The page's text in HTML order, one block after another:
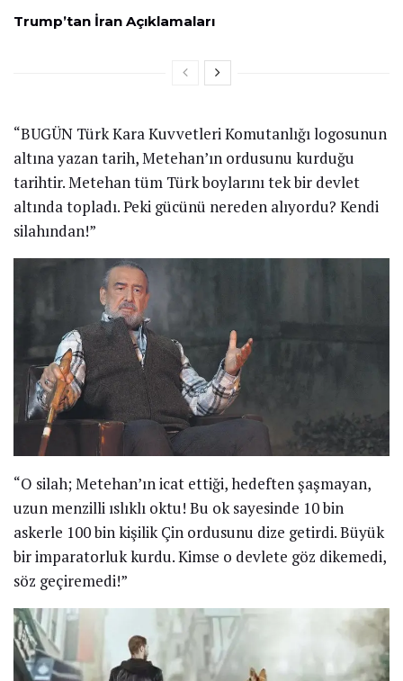
Trump’tan İran Açıklamaları
“BUGÜN Türk Kara Kuvvetleri Komutanlığı logosunun
altına yazan tarih, Metehan’ın ordusunu kurduğu
tarihtir. Metehan tüm Türk boylarını tek bir devlet
altında topladı. Peki gücünü nereden alıyordu? Kendi
silahından!”
“O silah; Metehan’ın icat ettiği, hedeften şaşmayan,
uzun menzilli ıslıklı oktu! Bu ok sayesinde 10 bin
askerle 100 bin kişilik Çin ordusunu dize getirdi. Büyük
bir imparatorluk kurdu. Kimse o devlete göz dikemedi,
söz geçiremedi!”